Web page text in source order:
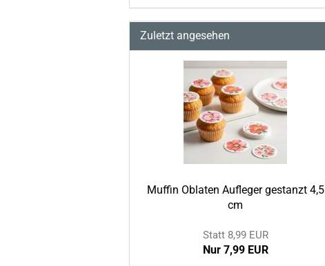
Zuletzt angesehen
Muffin Oblaten Aufleger gestanzt 4,5
cm
Statt 8,99 EUR
Nur 7,99 EUR